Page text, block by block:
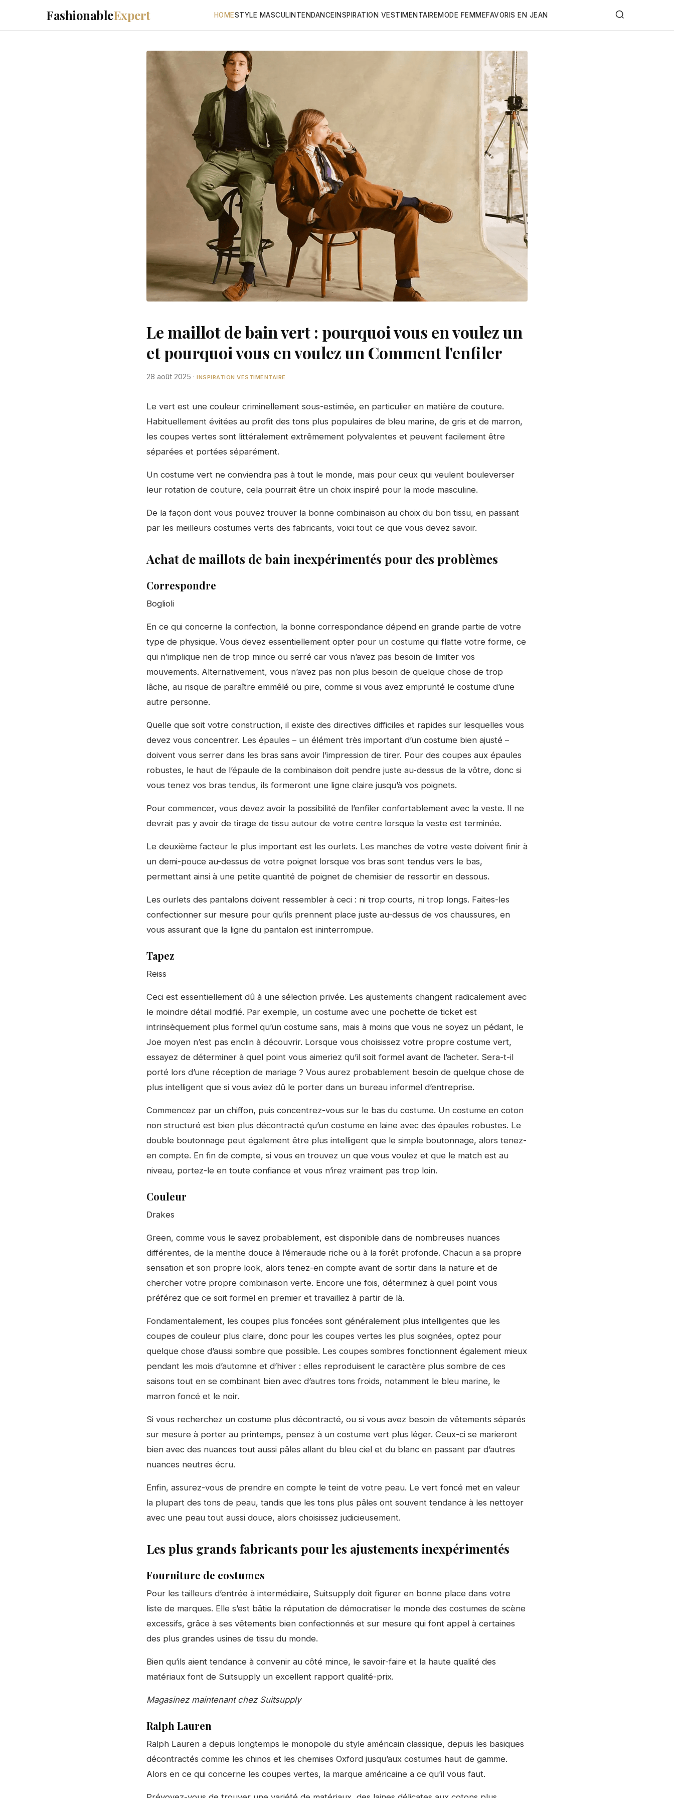
FashionableExpert HOMESTYLE MASCULINTENDANCEINSPIRATION VESTIMENTAIREMODE FEMMEFAVORIS EN JEAN
Le maillot de bain vert : pourquoi vous en voulez un
et pourquoi vous en voulez un Comment l'enfiler
28 août 2025 · INSPIRATION VESTIMENTAIRE
Le vert est une couleur criminellement sous-estimée, en particulier en matière de couture.
Habituellement évitées au profit des tons plus populaires de bleu marine, de gris et de marron,
les coupes vertes sont littéralement extrêmement polyvalentes et peuvent facilement être
séparées et portées séparément.
Un costume vert ne conviendra pas à tout le monde, mais pour ceux qui veulent bouleverser
leur rotation de couture, cela pourrait être un choix inspiré pour la mode masculine.
De la façon dont vous pouvez trouver la bonne combinaison au choix du bon tissu, en passant
par les meilleurs costumes verts des fabricants, voici tout ce que vous devez savoir.
Achat de maillots de bain inexpérimentés pour des problèmes
Correspondre
Boglioli
En ce qui concerne la confection, la bonne correspondance dépend en grande partie de votre
type de physique. Vous devez essentiellement opter pour un costume qui flatte votre forme, ce
qui n’implique rien de trop mince ou serré car vous n’avez pas besoin de limiter vos
mouvements. Alternativement, vous n’avez pas non plus besoin de quelque chose de trop
lâche, au risque de paraître emmêlé ou pire, comme si vous avez emprunté le costume d’une
autre personne.
Quelle que soit votre construction, il existe des directives difficiles et rapides sur lesquelles vous
devez vous concentrer. Les épaules – un élément très important d’un costume bien ajusté –
doivent vous serrer dans les bras sans avoir l’impression de tirer. Pour des coupes aux épaules
robustes, le haut de l’épaule de la combinaison doit pendre juste au-dessus de la vôtre, donc si
vous tenez vos bras tendus, ils formeront une ligne claire jusqu’à vos poignets.
Pour commencer, vous devez avoir la possibilité de l’enfiler confortablement avec la veste. Il ne
devrait pas y avoir de tirage de tissu autour de votre centre lorsque la veste est terminée.
Le deuxième facteur le plus important est les ourlets. Les manches de votre veste doivent finir à
un demi-pouce au-dessus de votre poignet lorsque vos bras sont tendus vers le bas,
permettant ainsi à une petite quantité de poignet de chemisier de ressortir en dessous.
Les ourlets des pantalons doivent ressembler à ceci : ni trop courts, ni trop longs. Faites-les
confectionner sur mesure pour qu’ils prennent place juste au-dessus de vos chaussures, en
vous assurant que la ligne du pantalon est ininterrompue.
Tapez
Reiss
Ceci est essentiellement dû à une sélection privée. Les ajustements changent radicalement avec
le moindre détail modifié. Par exemple, un costume avec une pochette de ticket est
intrinsèquement plus formel qu’un costume sans, mais à moins que vous ne soyez un pédant, le
Joe moyen n’est pas enclin à découvrir. Lorsque vous choisissez votre propre costume vert,
essayez de déterminer à quel point vous aimeriez qu’il soit formel avant de l’acheter. Sera-t-il
porté lors d’une réception de mariage ? Vous aurez probablement besoin de quelque chose de
plus intelligent que si vous aviez dû le porter dans un bureau informel d’entreprise.
Commencez par un chiffon, puis concentrez-vous sur le bas du costume. Un costume en coton
non structuré est bien plus décontracté qu’un costume en laine avec des épaules robustes. Le
double boutonnage peut également être plus intelligent que le simple boutonnage, alors tenez-
en compte. En fin de compte, si vous en trouvez un que vous voulez et que le match est au
niveau, portez-le en toute confiance et vous n’irez vraiment pas trop loin.
Couleur
Drakes
Green, comme vous le savez probablement, est disponible dans de nombreuses nuances
différentes, de la menthe douce à l’émeraude riche ou à la forêt profonde. Chacun a sa propre
sensation et son propre look, alors tenez-en compte avant de sortir dans la nature et de
chercher votre propre combinaison verte. Encore une fois, déterminez à quel point vous
préférez que ce soit formel en premier et travaillez à partir de là.
Fondamentalement, les coupes plus foncées sont généralement plus intelligentes que les
coupes de couleur plus claire, donc pour les coupes vertes les plus soignées, optez pour
quelque chose d’aussi sombre que possible. Les coupes sombres fonctionnent également mieux
pendant les mois d’automne et d’hiver : elles reproduisent le caractère plus sombre de ces
saisons tout en se combinant bien avec d’autres tons froids, notamment le bleu marine, le
marron foncé et le noir.
Si vous recherchez un costume plus décontracté, ou si vous avez besoin de vêtements séparés
sur mesure à porter au printemps, pensez à un costume vert plus léger. Ceux-ci se marieront
bien avec des nuances tout aussi pâles allant du bleu ciel et du blanc en passant par d’autres
nuances neutres écru.
Enfin, assurez-vous de prendre en compte le teint de votre peau. Le vert foncé met en valeur
la plupart des tons de peau, tandis que les tons plus pâles ont souvent tendance à les nettoyer
avec une peau tout aussi douce, alors choisissez judicieusement.
Les plus grands fabricants pour les ajustements inexpérimentés
Fourniture de costumes
Pour les tailleurs d’entrée à intermédiaire, Suitsupply doit figurer en bonne place dans votre
liste de marques. Elle s’est bâtie la réputation de démocratiser le monde des costumes de scène
excessifs, grâce à ses vêtements bien confectionnés et sur mesure qui font appel à certaines
des plus grandes usines de tissu du monde.
Bien qu’ils aient tendance à convenir au côté mince, le savoir-faire et la haute qualité des
matériaux font de Suitsupply un excellent rapport qualité-prix.
Magasinez maintenant chez Suitsupply
Ralph Lauren
Ralph Lauren a depuis longtemps le monopole du style américain classique, depuis les basiques
décontractés comme les chinos et les chemises Oxford jusqu’aux costumes haut de gamme.
Alors en ce qui concerne les coupes vertes, la marque américaine a ce qu’il vous faut.